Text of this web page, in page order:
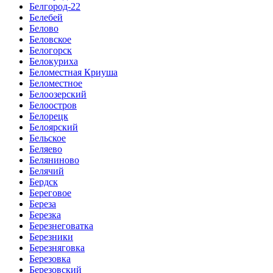
Белгород-22
Белебей
Белово
Беловское
Белогорск
Белокуриха
Беломестная Криуша
Беломестное
Белоозерский
Белоостров
Белорецк
Белоярский
Бельское
Беляево
Беляниново
Белячий
Бердск
Береговое
Береза
Березка
Березнеговатка
Березники
Березняговка
Березовка
Березовский